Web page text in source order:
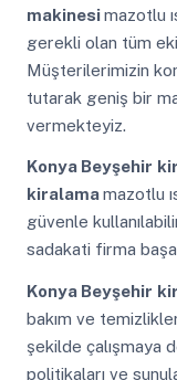
makinesimazotlu
gerekli olan tüm
Müşterilerimizin
tutarak geniş bir
vermekteyiz.
Konya Beyşehir
kiralamamazotlu
güvenle
sadakati firma
Konya Beyşehir
bakım ve
şekilde çalışmaya
politikaları ve